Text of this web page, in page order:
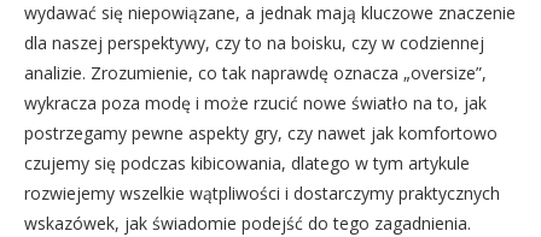
wydawać się niepowiązane, a jednak mają kluczowe znaczenie
dla naszej perspektywy, czy to na boisku, czy w codziennej
analizie. Zrozumienie, co tak naprawdę oznacza „oversize”,
wykracza poza modę i może rzucić nowe światło na to, jak
postrzegamy pewne aspekty gry, czy nawet jak komfortowo
czujemy się podczas kibicowania, dlatego w tym artykule
rozwiejemy wszelkie wątpliwości i dostarczymy praktycznych
wskazówek, jak świadomie podejść do tego zagadnienia.